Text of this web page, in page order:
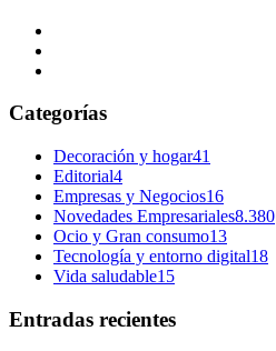
Categorías
Decoración y hogar41
Editorial4
Empresas y Negocios16
Novedades Empresariales8.380
Ocio y Gran consumo13
Tecnología y entorno digital18
Vida saludable15
Entradas recientes